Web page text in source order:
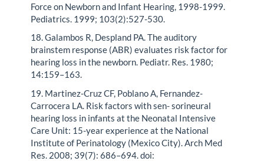
Force on Newborn and Infant Hearing, 1998-1999.
Pediatrics. 1999; 103(2):527-530.
18. Galambos R, Despland PA. The auditory
brainstem response (ABR) evaluates risk factor for
hearing loss in the newborn. Pediatr. Res. 1980;
14:159–163.
19. Martinez-Cruz CF, Poblano A, Fernandez-
Carrocera LA. Risk factors with sen- sorineural
hearing loss in infants at the Neonatal Intensive
Care Unit: 15-year experience at the National
Institute of Perinatology (Mexico City). Arch Med
Res. 2008; 39(7): 686–694. doi: